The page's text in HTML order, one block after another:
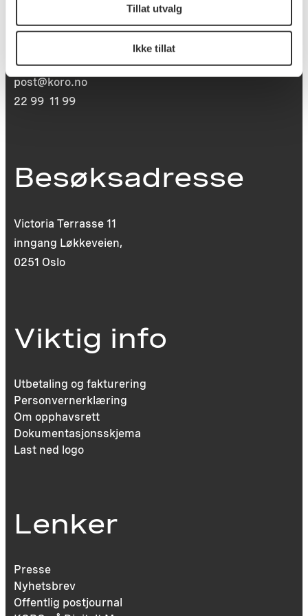
Tillat utvalg
Ikke tillat
St. Olavs plass
post@koro.no
22 99 11 99
Besøksadresse
Victoria Terrasse 11
inngang Løkkeveien,
0251 Oslo
Viktig info
Utbetaling og fakturering
Personvernerklæring
Om opphavsrett
Dokumentasjonsskjema
Last ned logo
Lenker
Presse
Nyhetsbrev
Offentlig postjournal